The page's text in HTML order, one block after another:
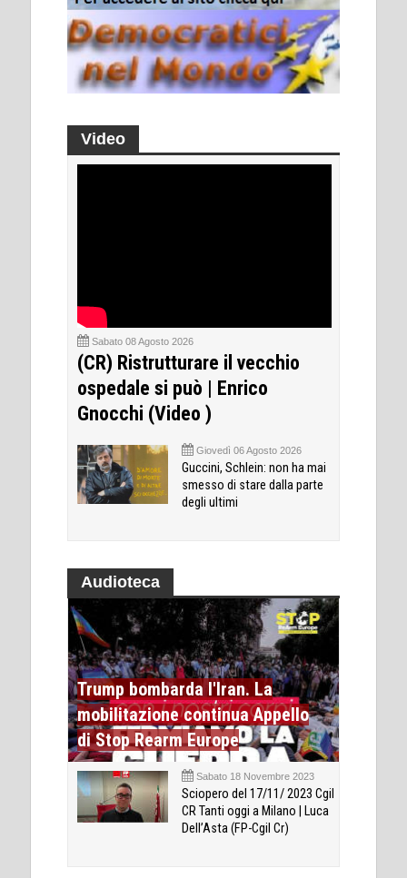
Video
Sabato 08 Agosto 2026
(CR) Ristrutturare il vecchio
ospedale si può | Enrico
Gnocchi (Video )
Giovedì 06 Agosto 2026
Guccini, Schlein: non ha mai
smesso di stare dalla parte
degli ultimi
Audioteca
Trump bombarda l'Iran. La
mobilitazione continua Appello
di Stop Rearm Europe
Sabato 18 Novembre 2023
Sciopero del 17/11/ 2023 Cgil
CR Tanti oggi a Milano | Luca
Dell’Asta (FP-Cgil Cr)